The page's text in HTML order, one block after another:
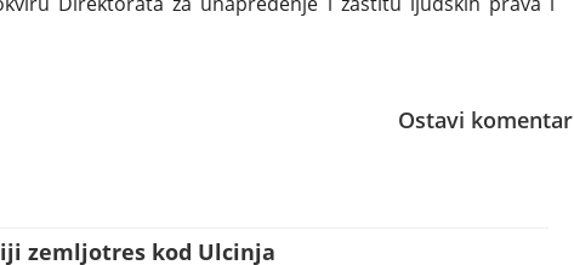
Ostavi komentar
zemljotres kod Ulcinja